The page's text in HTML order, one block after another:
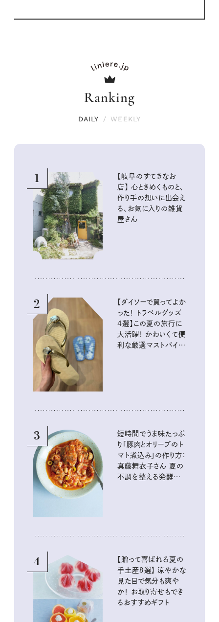
Ranking
DAILY / WEEKLY
1
【岐阜のすてきなお
店】 心ときめくものと、
作り手の想いに出会え
る、お気に入りの雑貨
屋さん
2
【ダイソーで買ってよか
った！ トラベルグッズ
4選】この夏の旅行に
大活躍！ かわいくて便
利な厳選マストバイア
3
短時間でうま味たっぷ
り「豚肉とオリーブのト
マト煮込み」の作り方：
真藤舞衣子さん 夏の
不調を整える発酵レ
4
【贈って喜ばれる夏の
手土産８選】 涼やかな
見た目で気分も爽や
か！ お取り寄せもでき
るおすすめギフト